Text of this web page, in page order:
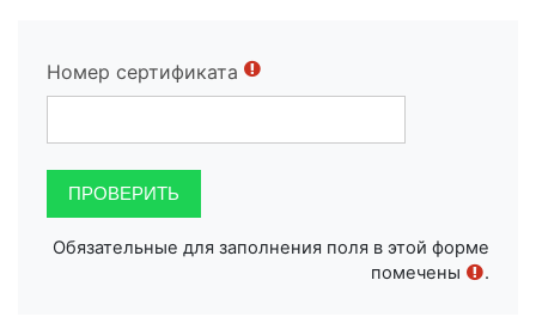
Номер сертификата
Обязательные для заполнения поля в этой форме
помечены
.